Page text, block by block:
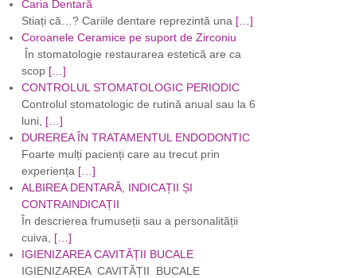
Caria Dentară
Stiați că…? Cariile dentare reprezintă una […]
Coroanele Ceramice pe suport de Zirconiu
În stomatologie restaurarea estetică are ca
scop […]
CONTROLUL STOMATOLOGIC PERIODIC
Controlul stomatologic de rutină anual sau la 6
luni, […]
DUREREA ÎN TRATAMENTUL ENDODONTIC
Foarte mulți pacienți care au trecut prin
experiența […]
ALBIREA DENTARĂ, INDICAȚII ȘI
CONTRAINDICAȚII
În descrierea frumuseții sau a personalității
cuiva, […]
IGIENIZAREA CAVITĂȚII BUCALE
IGIENIZAREA CAVITĂȚII BUCALE